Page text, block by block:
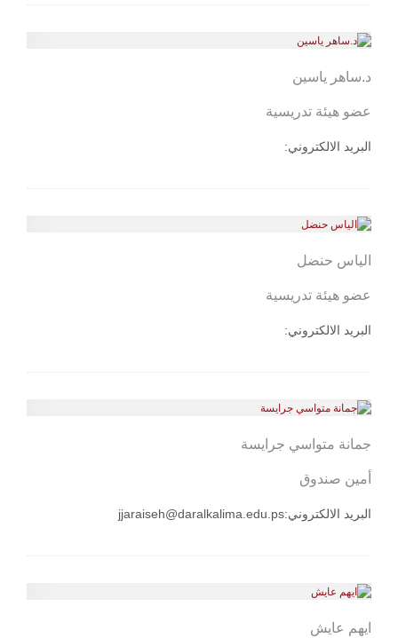
د.ساهر ياسين
عضو هيئة تدريسية
البريد الالكتروني:
الياس حنضل
عضو هيئة تدريسية
البريد الالكتروني:
جمانة متواسي جرايسة
أمين صندوق
البريد الالكتروني:jjaraiseh@daralkalima.edu.ps
ايهم عايش